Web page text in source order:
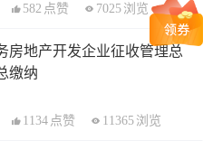
582 点赞 7025 浏览
房地产开发企业征收管理总
缴纳
1134 点赞 11365 浏览